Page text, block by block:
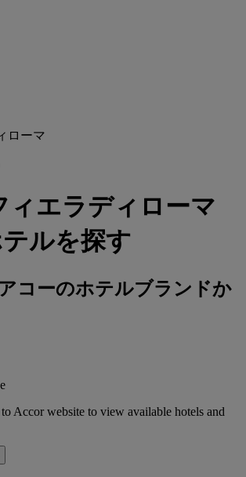
ローマ
ィエラディローマ
ルを探す
コーのホテルブランドか
Accor website to view available hotels and